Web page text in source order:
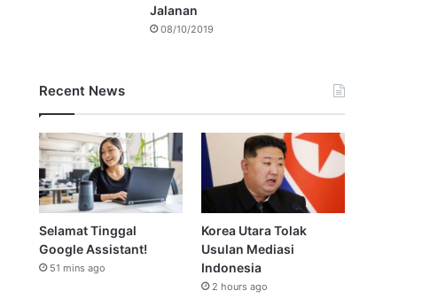
Jalanan
08/10/2019
Recent News
Selamat Tinggal
Google Assistant!
51 mins ago
Korea Utara Tolak
Usulan Mediasi
Indonesia
2 hours ago